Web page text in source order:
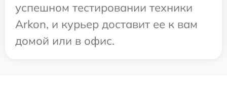
успешном тестировании техники
Arkon, и курьер доставит ее к вам
домой или в офис.